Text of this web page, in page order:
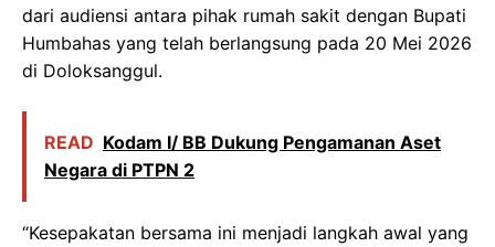
dari audiensi antara pihak rumah sakit dengan Bupati
Humbahas yang telah berlangsung pada 20 Mei 2026
di Doloksanggul.
READ Kodam I/ BB Dukung Pengamanan Aset
Negara di PTPN 2
“Kesepakatan bersama ini menjadi langkah awal yang